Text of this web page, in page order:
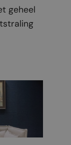
geheel